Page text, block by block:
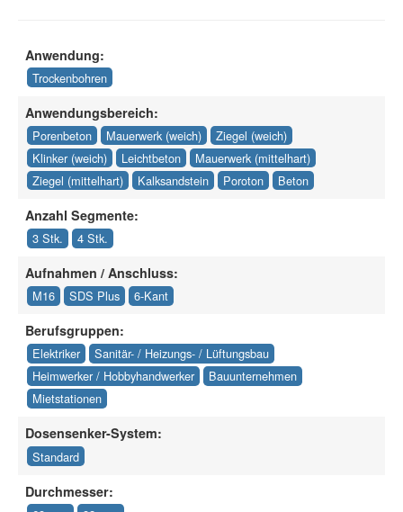
Anwendung:
Trockenbohren
Anwendungsbereich:
Porenbeton Mauerwerk (weich)
Ziegel (weich)
Klinker (weich)
Leichtbeton
Mauerwerk (mittelhart)
Ziegel (mittelhart)
Kalksandstein Poroton Beton
Anzahl Segmente:
3 Stk. 4 Stk.
Aufnahmen / Anschluss:
M16 SDS Plus 6-Kant
Berufsgruppen:
Elektriker
Sanitär- / Heizungs- / Lüftungsbau
Heimwerker / Hobbyhandwerker
Bauunternehmen
Mietstationen
Dosensenker-System:
Standard
Durchmesser: